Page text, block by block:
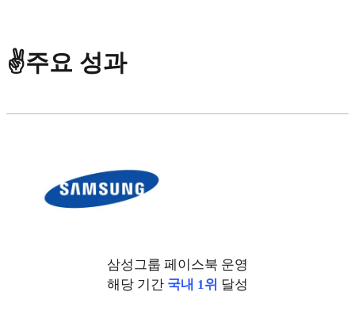
✌️주요 성과
삼성그룹 페이스북 운영
해당 기간 국내 1위 달성